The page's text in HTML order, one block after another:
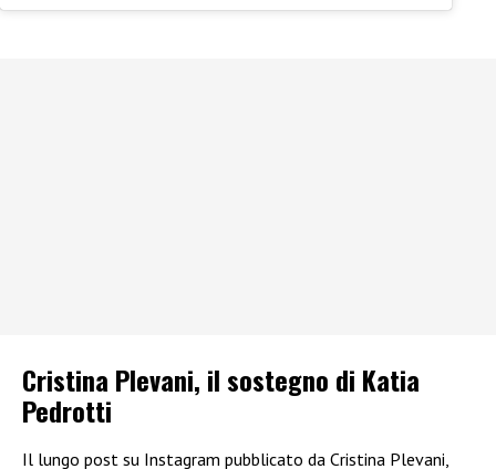
Cristina Plevani, il sostegno di Katia
Pedrotti
Il lungo post su Instagram pubblicato da Cristina Plevani,